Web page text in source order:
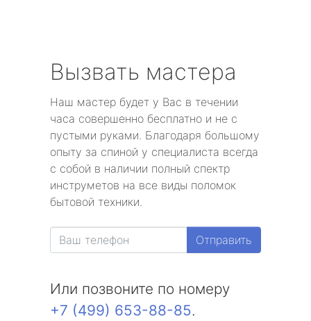
Вызвать мастера
Наш мастер будет у Вас в течении
часа совершенно бесплатно и не с
пустыми руками. Благодаря большому
опыту за спиной у специалиста всегда
с собой в наличии полный спектр
инструметов на все виды поломок
бытовой техники.
Отправить
Или позвоните по номеру
+7 (499) 653-88-85.